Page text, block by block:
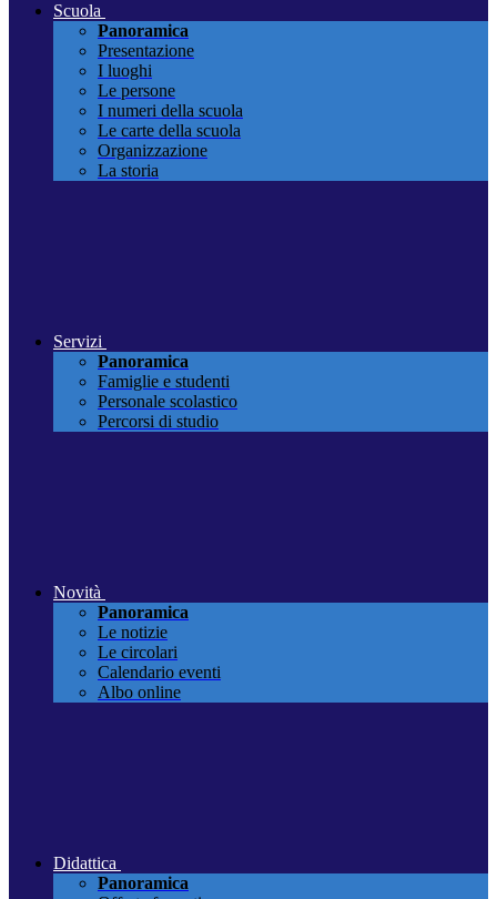
Scuola
Panoramica
Presentazione
I luoghi
Le persone
I numeri della scuola
Le carte della scuola
Organizzazione
La storia
Servizi
Panoramica
Famiglie e studenti
Personale scolastico
Percorsi di studio
Novità
Panoramica
Le notizie
Le circolari
Calendario eventi
Albo online
Didattica
Panoramica